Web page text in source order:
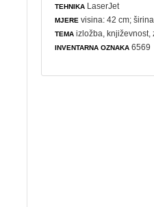
TEHNIKA LaserJet
MJERE visina: 42 cm;
TEMA izložba ,književnost ,
INVENTARNA OZNAKA 6569